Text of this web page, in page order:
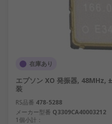
在庫あり
エプソン XO 発振器, 48MHz,
装
RS品番 478-5288
メーカー型番 Q3309CA40003212
1個小計：